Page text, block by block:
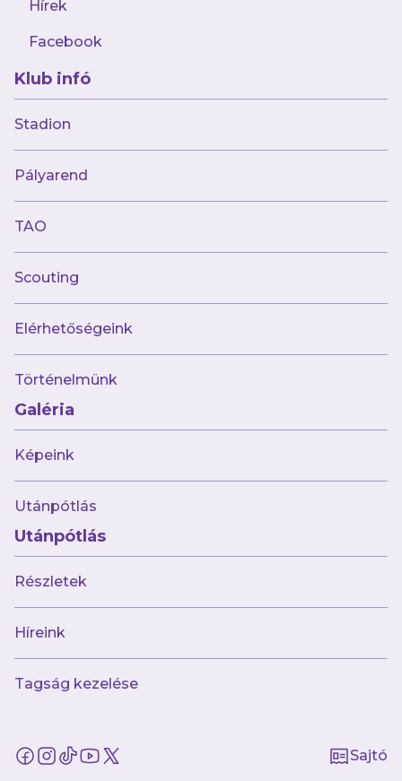
Hírek
Facebook
Klub infó
Stadion
Pályarend
TAO
Scouting
Elérhetőségeink
Történelmünk
Galéria
Képeink
Utánpótlás
Utánpótlás
Részletek
Híreink
Tagság kezelése
Sajtó
szerencsére semmi komoly, semmi húzódás
nincs, csak a fáradtság miatt történt ez.
AJÁNLÓ
Jegyinfók a 247. Derbire
Történelmünk
Meccseink
Híreink